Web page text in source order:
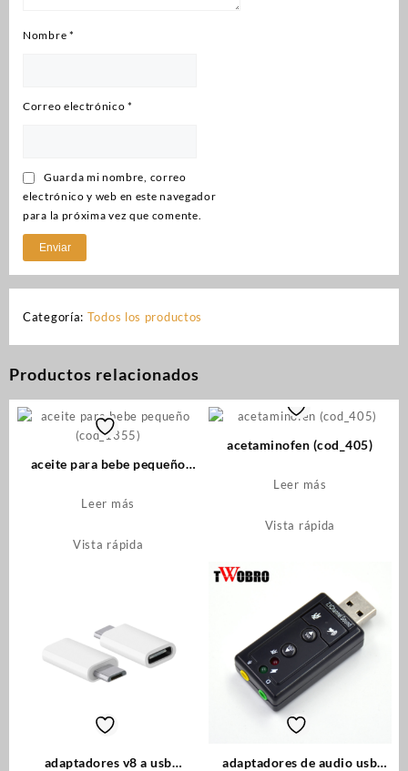
Nombre *
Correo electrónico*
Guarda mi nombre, correo
electrónico y web en este navegador
para la próxima vez que comente.
Categoría: Todos los productos
Productos relacionados
aceite para bebe pequeño
Leer más
Vista rápida
acetaminofen (cod_405)
Leer más
Vista rápida
adaptadores v8 a usb
adaptadores de audio usb